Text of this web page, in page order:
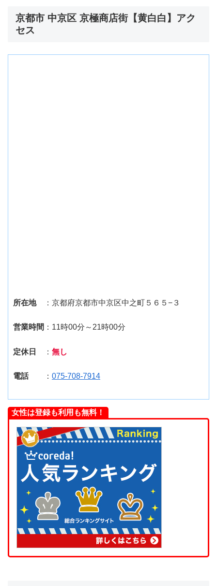
京都市 中京区 京極商店街【黄白白】アク
セス
所在地：京都府京都市中京区中之町５６５−３
営業時間 ：11時00分～21時00分
定休日 ： 無し
電話 ： 075-708-7914
女性は登録も利用も無料！